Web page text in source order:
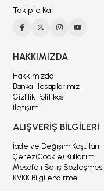
Takipte Kal
HAKKIMIZDA
Hakkımızda
Banka Hesaplarımız
Gizlilik Politikası
İletişim
ALIŞVERİŞ BİLGİLERİ
İade ve Değişim Koşulları
Çerez(Cookie) Kullanımı
Mesafeli Satış Sözleşmesi
KVKK Bilgilendirme